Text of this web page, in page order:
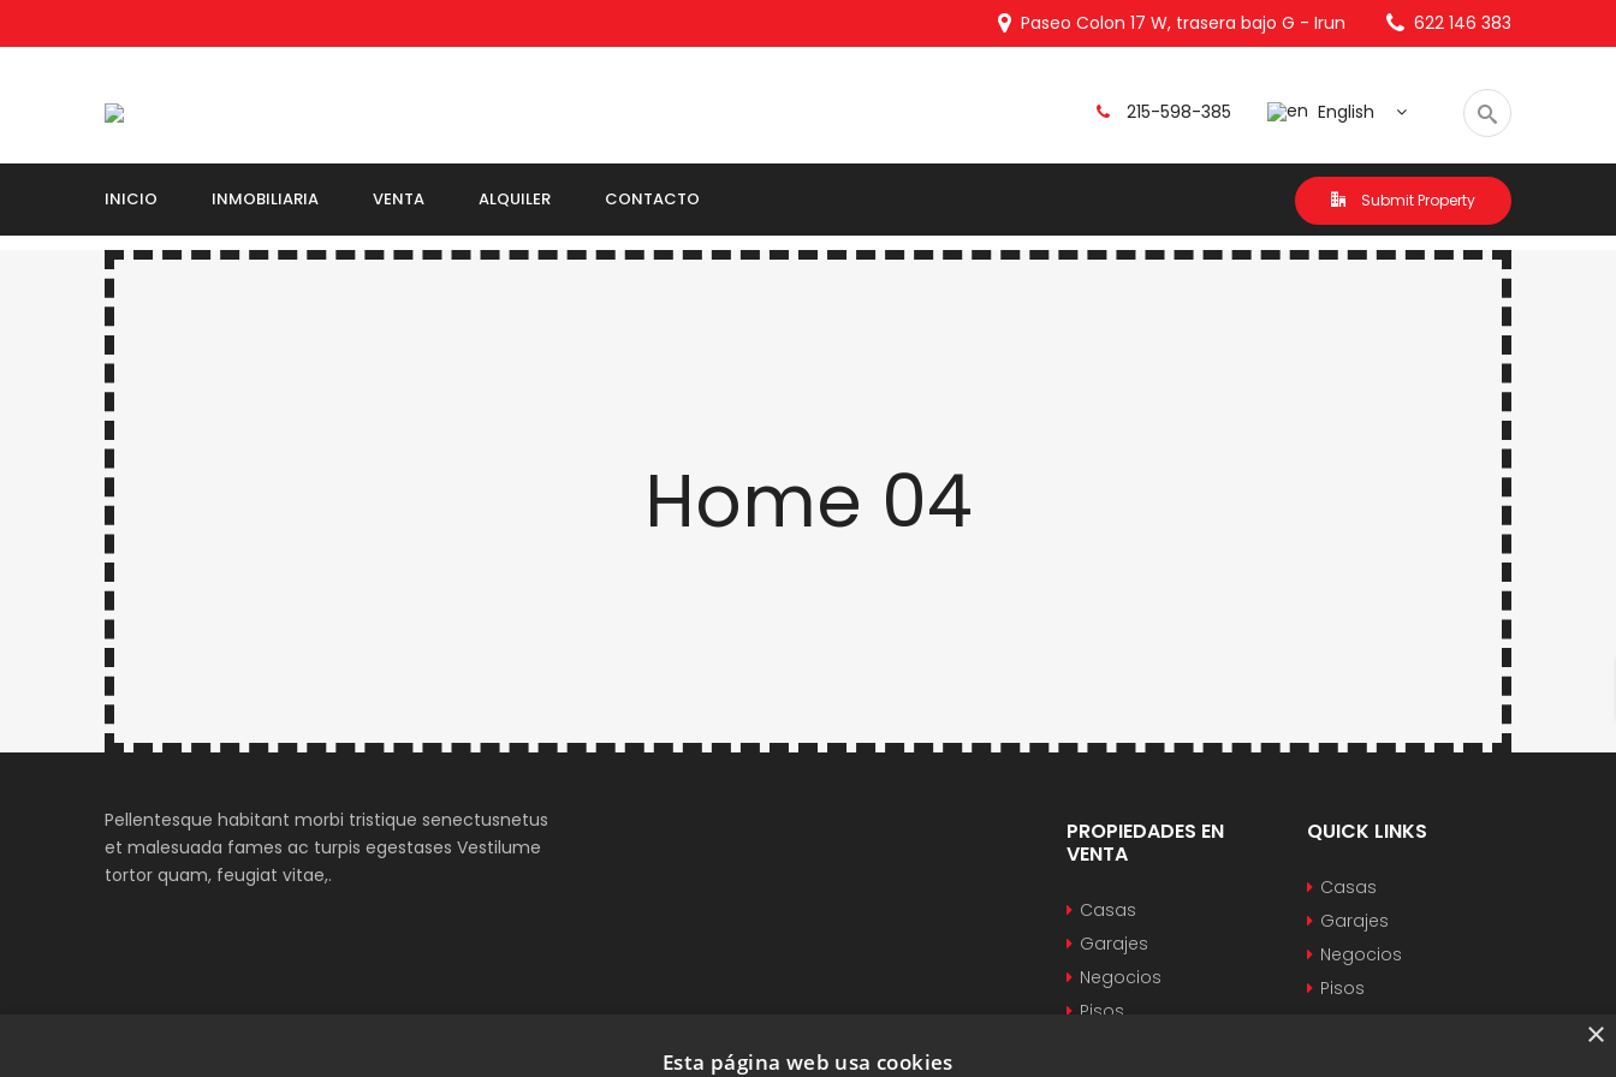
Paseo Colon 17 W, trasera bajo G - Irun 622 146 383
215-598-385 English
INICIO INMOBILIARIA VENTA ALQUILER CONTACTO Submit Property
Home 04
Pellentesque habitant morbi tristique senectusnetus
et malesuada fames ac turpis egestases Vestilume
tortor quam, feugiat vitae,.
PROPIEDADES EN
VENTA
Casas
Garajes
Negocios
Pisos
QUICK LINKS
Casas
Garajes
Negocios
Pisos
Esta página web usa cookies
×